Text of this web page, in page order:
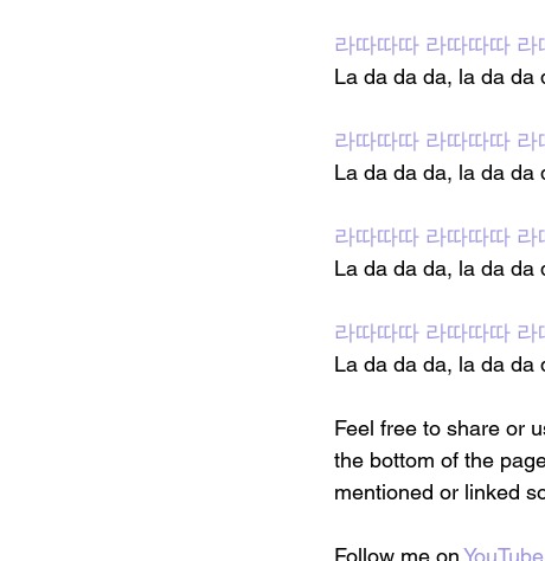
라따따따 라따따따 라
La da da da, la da da
라따따따 라따따따 라
La da da da, la da da
라따따따 라따따따 라
La da da da, la da da
라따따따 라따따따 라
La da da da, la da da
Feel free to share or
the bottom of the
mentioned or linked
Follow me on YouTube